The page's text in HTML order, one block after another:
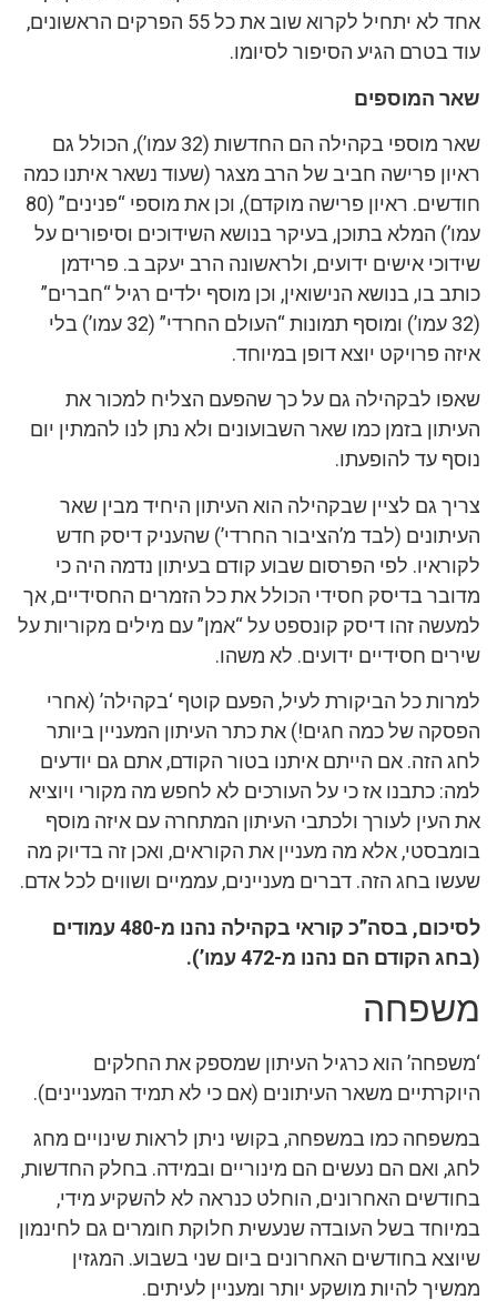
אחד לא יתחיל לקרוא שוב את כל 55 הפרקים הראשונים,
עוד בטרם הגיע הסיפור לסיומו.
שאר המוספים
שאר מוספי בקהילה הם החדשות (32 עמו’), הכולל גם
ראיון פרישה חביב של הרב מצגר (שעוד נשאר איתנו כמה
חודשים. ראיון פרישה מוקדם), וכן את מוספי “פנינים” (80
עמו’) המלא בתוכן, בעיקר בנושא השידוכים וסיפורים על
שידוכי אישים ידועים, ולראשונה הרב יעקב ב. פרידמן
כותב בו, בנושא הנישואין, וכן מוסף ילדים רגיל “חברים”
(32 עמו’) ומוסף תמונות “העולם החרדי” (32 עמו’) בלי
איזה פרויקט יוצא דופן במיוחד.
שאפו לבקהילה גם על כך שהפעם הצליח למכור את
העיתון בזמן כמו שאר השבועונים ולא נתן לנו להמתין יום
נוסף עד להופעתו.
צריך גם לציין שבקהילה הוא העיתון היחיד מבין שאר
העיתונים (לבד מ’הציבור החרדי’) שהעניק דיסק חדש
לקוראיו. לפי הפרסום שבוע קודם בעיתון נדמה היה כי
מדובר בדיסק חסידי הכולל את כל הזמרים החסידיים, אך
למעשה זהו דיסק קונספט על “אמן” עם מילים מקוריות על
שירים חסידיים ידועים. לא משהו.
למרות כל הביקורת לעיל, הפעם קוטף ‘בקהילה’ (אחרי
הפסקה של כמה חגים!) את כתר העיתון המעניין ביותר
לחג הזה. אם הייתם איתנו בטור הקודם, אתם גם יודעים
למה: כתבנו אז כי על העורכים לא לחפש מה מקורי ויוציא
את העין לעורך ולכתבי העיתון המתחרה עם איזה מוסף
בומבסטי, אלא מה מעניין את הקוראים, ואכן זה בדיוק מה
שעשו בחג הזה. דברים מעניינים, עממיים ושווים לכל אדם.
לסיכום, בסה”כ קוראי בקהילה נהנו מ-480 עמודים
(בחג הקודם הם נהנו מ-472 עמו’).
משפחה
‘משפחה’ הוא כרגיל העיתון שמספק את החלקים
היוקרתיים משאר העיתונים (אם כי לא תמיד המעניינים).
במשפחה כמו במשפחה, בקושי ניתן לראות שינויים מחג
לחג, ואם הם נעשים הם מינוריים ובמידה. בחלק החדשות,
בחודשים האחרונים, הוחלט כנראה לא להשקיע מידי,
במיוחד בשל העובדה שנעשית חלוקת חומרים גם לחינמון
שיוצא בחודשים האחרונים ביום שני בשבוע. המגזין
ממשיך להיות מושקע יותר ומעניין לעיתים.